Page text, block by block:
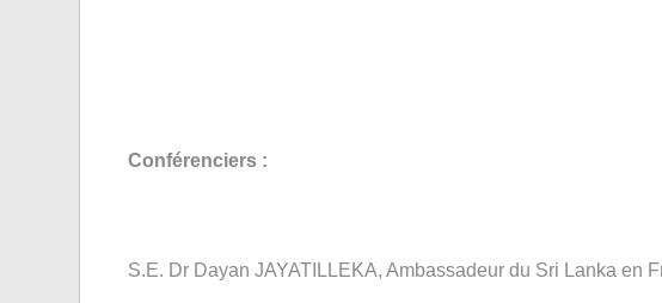
Conférenciers :
S.E. Dr Dayan JAYATILLEKA, Ambassadeur du Sri Lanka en